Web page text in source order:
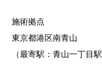
施術拠点
東京都港区南青山
（最寄駅：青山一丁目駅